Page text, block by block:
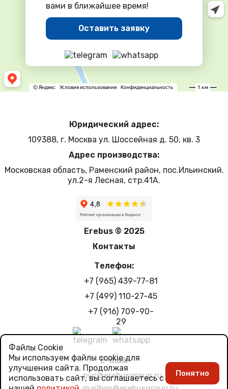
вами в ближайшее время!
Оставить заявку
Юридический адрес:
109388, г. Москва ул. Шоссейная д. 50, кв. 3
Адрес производства:
Московская область, Раменский район, пос.Ильинский.
ул.2-я Лесная, стр.41А.
Erebus © 2025
Контакты
Телефон:
+7 (965) 439-77-81
+7 (499) 110-27-45
+7 (916) 709-90-
29
E-mail:
pvc@erebusgroup.ru
Файлы Cookie
Мы используем файлы cookie для
улучшения сайта. Продолжая
использовать сайт, вы соглашаетесь с
Понятно